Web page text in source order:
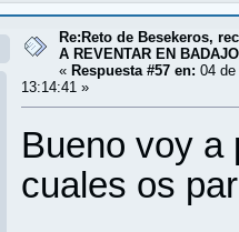
Re:Reto de Besekeros,
A REVENTAR EN
« Respuesta #57 en: 04
13:14:41 »
Bueno voy a
cuales os